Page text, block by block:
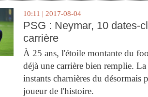
10:11 | 2017-08-04
PSG : Neymar, 10 dates-
carrière
À 25 ans, l'étoile montante du
déjà une carrière bien remplie.
instants charnières du désormais
joueur de l'histoire.